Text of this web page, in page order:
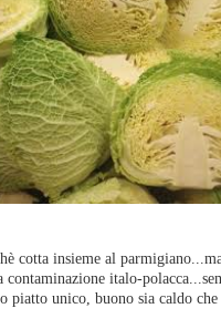
cotta insieme al
contaminazione italo-
piatto unico, buono sia caldo